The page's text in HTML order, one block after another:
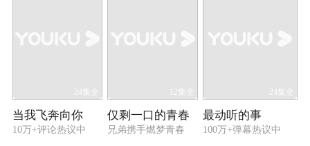
24集全
当我飞奔向你
10万+评论热议中
12集全
仅剩一口的青春
兄弟携手燃梦青春
24集全
最动听的事
100万+弹幕热议中